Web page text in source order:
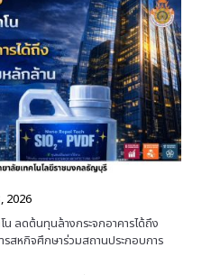
2026
ลดต้นทุนล้างกระจกอาคารได้ถึง
รสหกิจศึกษาร่วมสถานประกอบการ